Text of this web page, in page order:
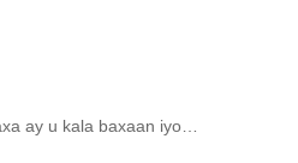
ay u kala baxaan iyo…